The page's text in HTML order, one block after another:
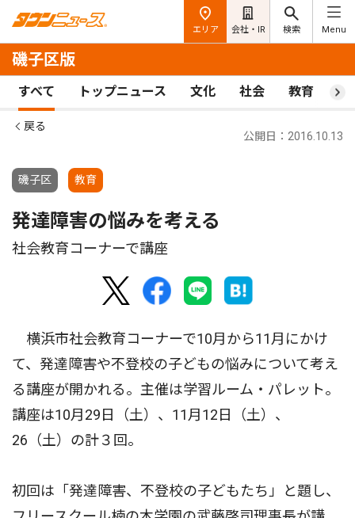
エリア 会社・IR 検索 Menu
磯子区版
すべて トップニュース 文化 社会 教育 ス
戻る
磯子区 教育
公開日：2016.10.13
発達障害の悩みを考える
社会教育コーナーで講座
横浜市社会教育コーナーで10月から11月にかけ
て、発達障害や不登校の子どもの悩みについて考え
る講座が開かれる。主催は学習ルーム・パレット。
講座は10月29日（土）、11月12日（土）、
26（土）の計３回。
初回は「発達障害、不登校の子どもたち」と題し、